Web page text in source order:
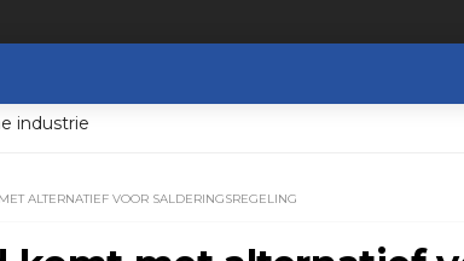
industrie
ALTERNATIEF VOOR SALDERINGSREGELING